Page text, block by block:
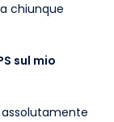
chiunque
sul mio
assolutamente